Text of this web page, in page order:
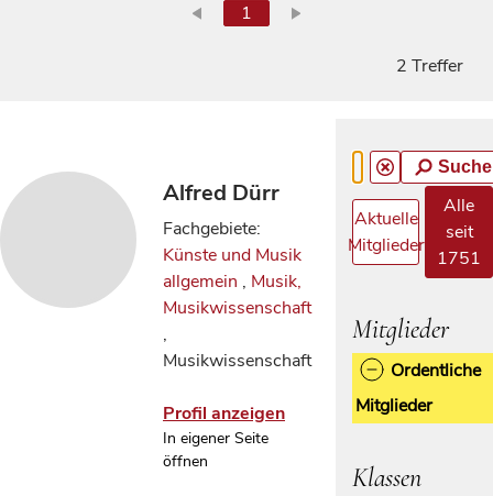
1
2 Treffer
Alfred Dürr
Fachgebiete:
Künste und Musik
allgemein , Musik,
Musikwissenschaft
,
Musikwissenschaft
Profil anzeigen
In eigener Seite
öffnen
Aktuelle
Mitglieder
Alle
seit
1751
Mitglieder
Ordentliche
Mitglieder
Klassen